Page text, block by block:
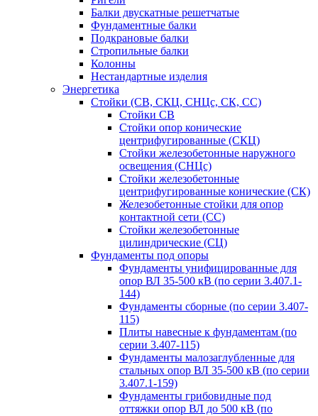
Балки двускатные решетчатые
Фундаментные балки
Подкрановые балки
Стропильные балки
Колонны
Нестандартные изделия
Энергетика
Стойки (СВ, СКЦ, СНЦс, СК, СС)
Стойки СВ
Стойки опор конические
центрифугированные (СКЦ)
Стойки железобетонные наружного
освещения (СНЦс)
Стойки железобетонные
центрифугированные конические (СК)
Железобетонные стойки для опор
контактной сети (СС)
Стойки железобетонные
цилиндрические (СЦ)
Фундаменты под опоры
Фундаменты унифицированные для
опор ВЛ 35-500 кВ (по серии 3.407.1-
144)
Фундаменты сборные (по серии 3.407-
115)
Плиты навесные к фундаментам (по
серии 3.407-115)
Фундаменты малозаглубленные для
стальных опор ВЛ 35-500 кВ (по серии
3.407.1-159)
Фундаменты грибовидные под
оттяжки опор ВЛ до 500 кВ (по